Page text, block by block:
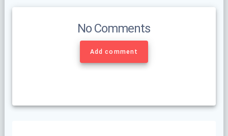
No Comments
Add comment